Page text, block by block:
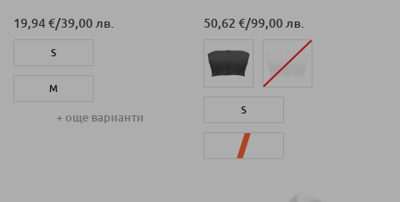
19,94 €/39,00 лв.
S
M
+ още варианти
50,62 €/99,00 лв.
S
L